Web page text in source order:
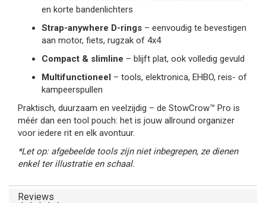
en korte bandenlichters
Strap-anywhere D-rings – eenvoudig te bevestigen
aan motor, fiets, rugzak of 4x4
Compact & slimline – blijft plat, ook volledig gevuld
Multifunctioneel – tools, elektronica, EHBO, reis- of
kampeerspullen
Praktisch, duurzaam en veelzijdig – de StowCrow™ Pro is
méér dan een tool pouch: het is jouw allround organizer
voor iedere rit en elk avontuur.
*Let op: afgebeelde tools zijn niet inbegrepen, ze dienen
enkel ter illustratie en schaal.
Reviews